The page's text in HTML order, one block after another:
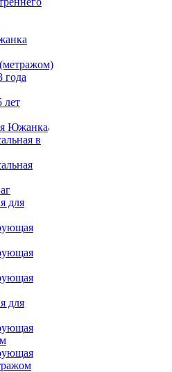
Южанка
в
для
для